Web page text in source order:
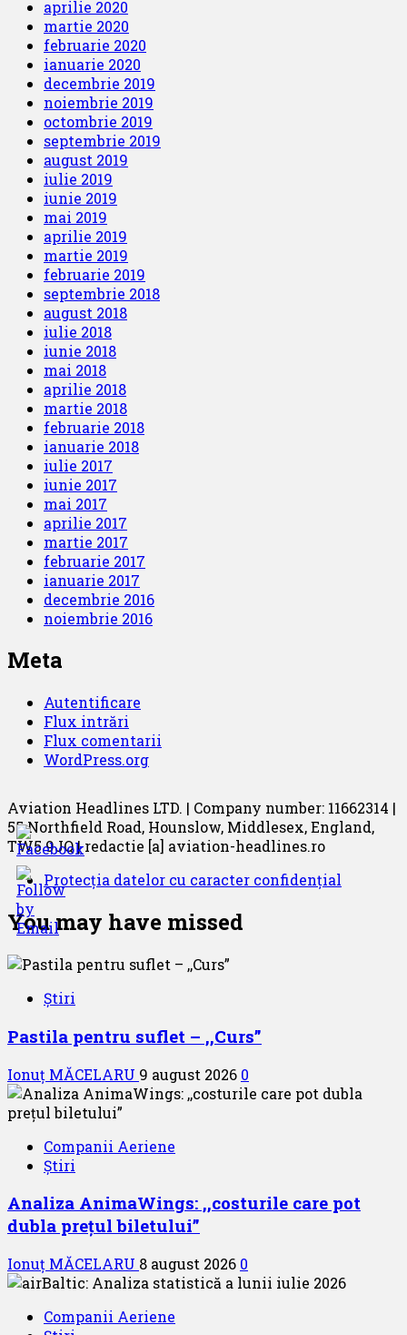
aprilie 2020
martie 2020
februarie 2020
ianuarie 2020
decembrie 2019
noiembrie 2019
octombrie 2019
septembrie 2019
august 2019
iulie 2019
iunie 2019
mai 2019
aprilie 2019
martie 2019
februarie 2019
septembrie 2018
august 2018
iulie 2018
iunie 2018
mai 2018
aprilie 2018
martie 2018
februarie 2018
ianuarie 2018
iulie 2017
iunie 2017
mai 2017
aprilie 2017
martie 2017
februarie 2017
ianuarie 2017
decembrie 2016
noiembrie 2016
Meta
Autentificare
Flux intrări
Flux comentarii
WordPress.org
Aviation Headlines LTD. | Company number: 11662314 |
55 Northfield Road, Hounslow, Middlesex, England,
TW5 9JQ | redactie [a] aviation-headlines.ro
Protecția datelor cu caracter confidențial
You may have missed
Știri
Pastila pentru suflet – ,,Curs”
Ionuț MĂCELARU 9 august 2026 0
Companii Aeriene
Știri
Analiza AnimaWings: ,,costurile care pot
dubla prețul biletului”
Ionuț MĂCELARU 8 august 2026 0
Companii Aeriene